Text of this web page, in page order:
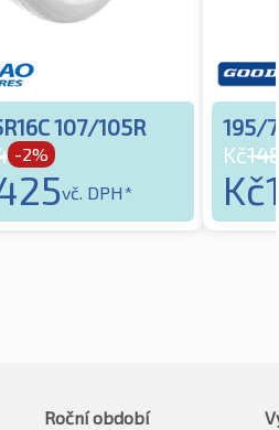
107/105R
-2%
vč. DPH*
195/
Kč1481
Kč
Roční období